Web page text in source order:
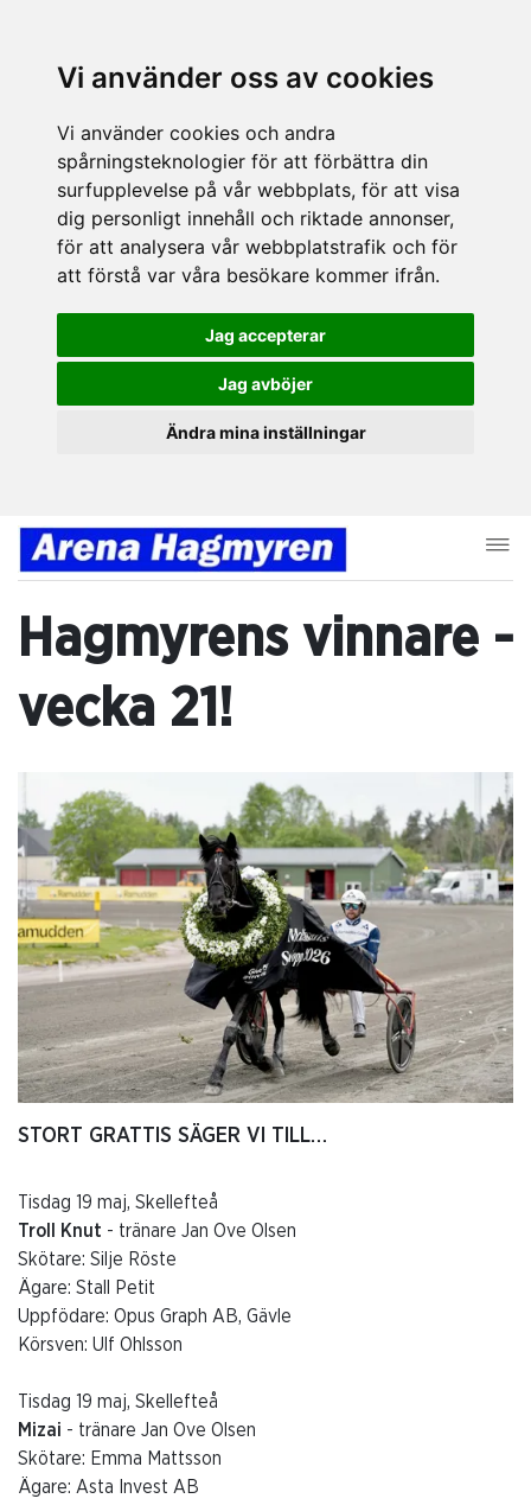
Vi använder oss av cookies
Vi använder cookies och andra
spårningsteknologier för att förbättra din
surfupplevelse på vår webbplats, för att visa
dig personligt innehåll och riktade annonser,
för att analysera vår webbplatstrafik och för
att förstå var våra besökare kommer ifrån.
Jag accepterar
Jag avböjer
Ändra mina inställningar
Hagmyrens vinnare -
vecka 21!
STORT GRATTIS SÄGER VI TILL…
Tisdag 19 maj, Skellefteå
Troll Knut - tränare Jan Ove Olsen
Skötare: Silje Röste
Ägare: Stall Petit
Uppfödare: Opus Graph AB, Gävle
Körsven: Ulf Ohlsson
Tisdag 19 maj, Skellefteå
Mizai - tränare Jan Ove Olsen
Skötare: Emma Mattsson
Ägare: Asta Invest AB